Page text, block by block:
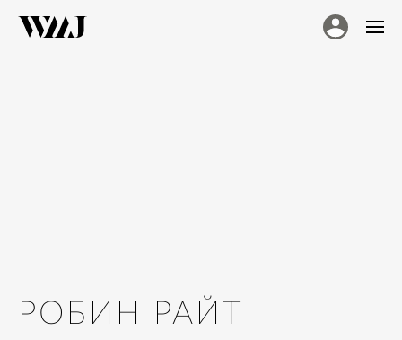
РОБИН РАЙТ